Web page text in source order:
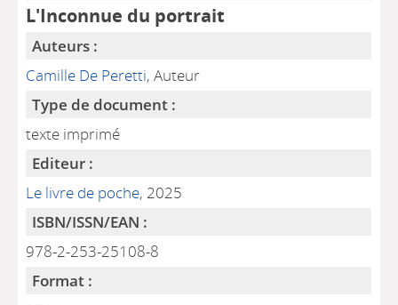
L'Inconnue du portrait
Auteurs :
Camille De Peretti, Auteur
Type de document :
texte imprimé
Editeur :
Le livre de poche, 2025
ISBN/ISSN/EAN :
978-2-253-25108-8
Format :